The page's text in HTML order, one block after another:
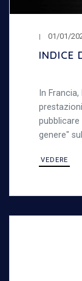
01/01/
INDICE
In
genere"
VEDERE